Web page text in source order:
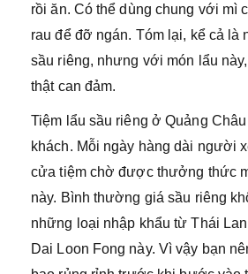
rồi ăn. Có thể dùng chung với mì
rau để đỡ ngán. Tóm lại, kể cả
sầu riêng, nhưng với món lẩu
thật can đảm.
Tiệm lẩu sầu riêng ở Quảng
khách. Mỗi ngày hàng dài người
cửa tiệm chờ được thưởng thức
này. Bình thường giá sầu riêng
những loại nhập khẩu từ Thái
Dai Loon Fong này. Vì vậy bạn